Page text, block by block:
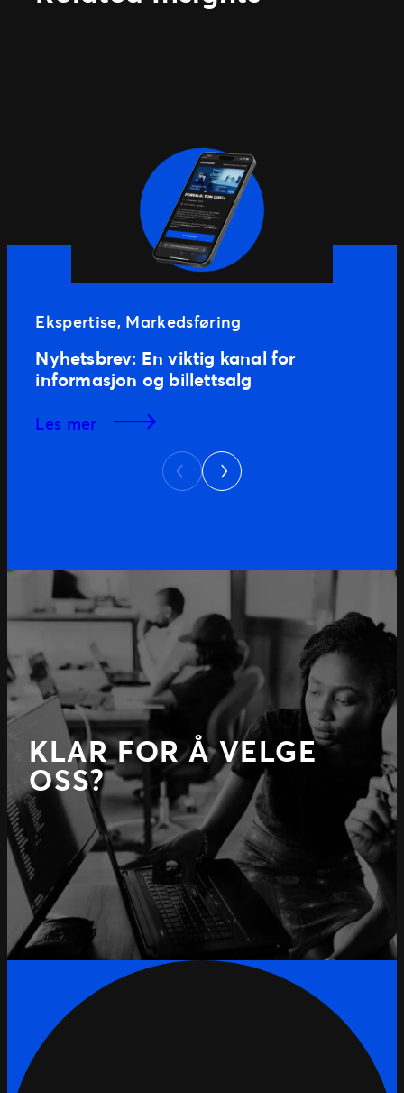
Ekspertise, Markedsføring
Nyhetsbrev: En viktig kanal for
informasjon og billettsalg
les mer
Previous
Next
KLAR FOR Å VELGE
OSS?